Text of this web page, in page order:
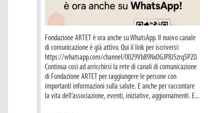
Fondazione ARTET è ora anche su WhatsApp. Il nuovo canale
di comunicazione è già attivo. Qui il link per iscriversi:
https://whatsapp.com/channel/0029Vb89NxOGJP8J5zrq5P2D.
Continua così ad arricchirsi la rete di canali di comunicazione
di Fondazione ARTET per raggiungere le persone con
importanti informazioni sulla salute. E anche per raccontare
la vita dell’associazione, eventi, iniziative, aggiornamenti. E...